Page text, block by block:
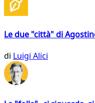
Le due "città" di
di Luigi Alici